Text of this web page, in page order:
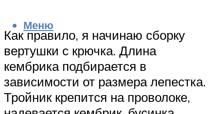
Меню
Как правило, я начинаю сборку
вертушки с крючка. Длина
кембрика подбирается в
зависимости от размера лепестка.
Тройник крепится на проволоке,